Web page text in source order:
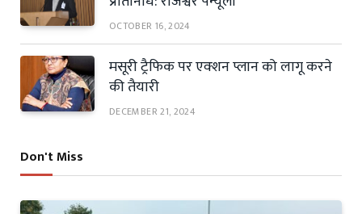
OCTOBER 16, 2024
मसूरी ट्रैफिक पर एक्शन प्लान को लागू करने
की तैयारी
DECEMBER 21, 2024
Don't Miss